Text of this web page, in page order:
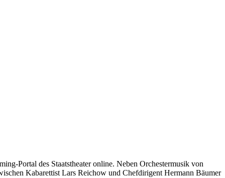
Portal des Staatstheater online. Neben Orchestermusik von
Kabarettist Lars Reichow und Chefdirigent Hermann Bäumer